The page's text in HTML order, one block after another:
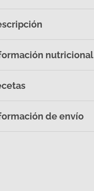
nutricional
de envío